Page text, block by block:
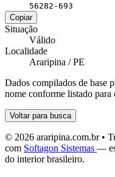
56282-693
Copiar
Situação
Válido
Localidade
Araripina / PE
Dados compilados de base
nome conforme listado para
Voltar para busca
© 2026 araripina.com.br •
com Softagon Sistemas —
do interior brasileiro.